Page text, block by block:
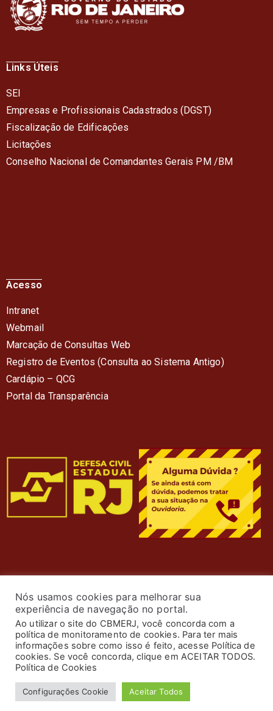
Links Úteis
SEI
Empresas e Profissionais Cadastrados (DGST)
Fiscalização de Edificações
Licitações
Conselho Nacional de Comandantes Gerais PM /BM
Acesso
Intranet
Webmail
Marcação de Consultas Web
Registro de Eventos (Consulta ao Sistema Antigo)
Cardápio – QCG
Portal da Transparência
© 2024 Corpo de Bombeiros Militar do Estado do Rio de
Janeiro. Todos os Direitos Reservados. Desenvolvimento
por ASTI.
Nós usamos cookies para melhorar sua
experiência de navegação no portal.
Ao utilizar o site do CBMERJ, você concorda com a
política de monitoramento de cookies. Para ter mais
informações sobre como isso é feito, acesse Política de
cookies. Se você concorda, clique em ACEITAR TODOS.
Política de Cookies
Configurações Cookie Aceitar Todos